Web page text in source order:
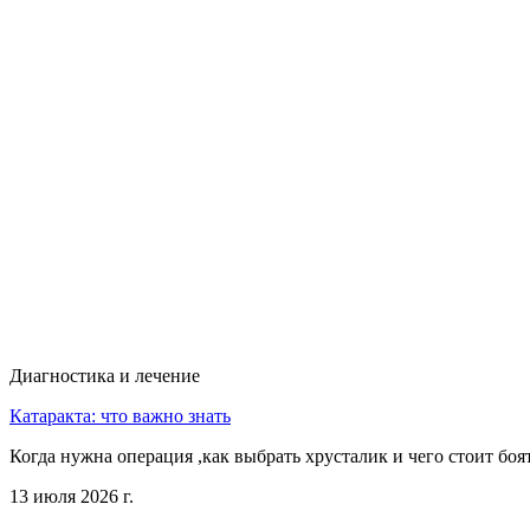
Диагностика и лечение
Катаракта: что важно знать
Когда нужна операция ,как выбрать хрусталик и чего стоит
13 июля 2026 г.